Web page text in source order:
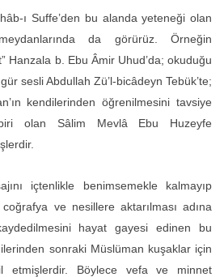
ı Suffe’den bu alanda yeteneği olan
da görürüz. Örneğin
Hanzala b. Ebu Âmir Uhud’da; okuduğu
sesli Abdullah Zü’l-bicâdeyn Tebük’te;
kendilerinden öğrenilmesini tavsiye
olan Sâlim Mevlâ Ebu Huzeyfe
içtenlikle benimsemekle kalmayıp
ve nesillere aktarılması adına
hayat gayesi edinen bu
sonraki Müslüman kuşaklar için
etmişlerdir. Böylece vefa ve minnet